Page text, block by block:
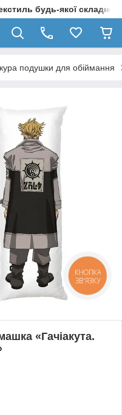
будь-якої
подушки для обіймання
«Гачіакута.
КНОПКА
ЗВ'ЯЗКУ